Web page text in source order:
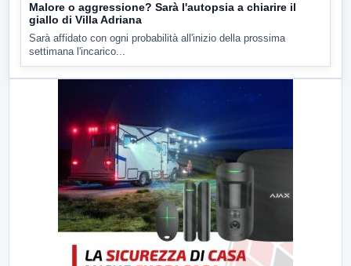
Malore o aggressione? Sarà l'autopsia a chiarire il
giallo di Villa Adriana
Sarà affidato con ogni probabilità all'inizio della prossima
settimana l'incarico...